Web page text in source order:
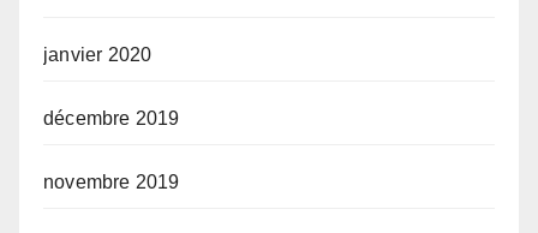
janvier 2020
décembre 2019
novembre 2019